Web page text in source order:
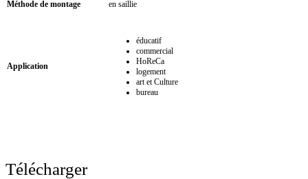
Méthode de montage en saillie
Application
éducatif
commercial
HoReCa
logement
art et Culture
bureau
Télécharger